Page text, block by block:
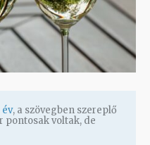
év, a szövegben szereplő
voltak, de